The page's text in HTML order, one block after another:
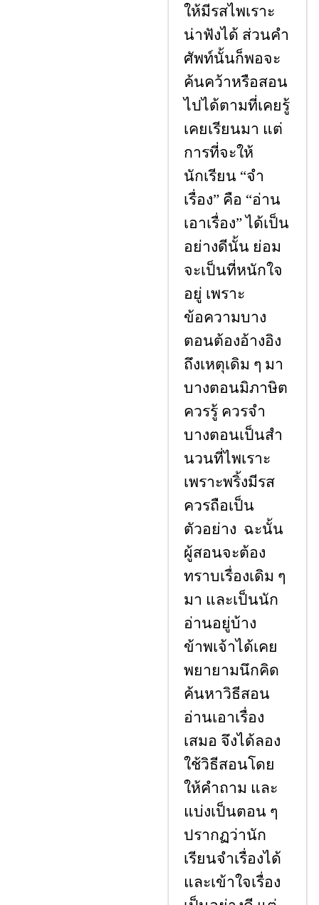
ให้มีรสไพเราะ
น่าฟังได้ ส่วนคํา
ศัพท์นั้นก็พอจะ
ค้นคว้าหรือสอน
ไปได้ตามที่เคยรู้
เคยเรียนมา แต่
การที่จะให้
นักเรียน “จํา
เรื่อง” คือ “อ่าน
เอาเรื่อง” ได้เป็น
อย่างดีนั้น ย่อม
จะเป็นที่หนักใจ
อยู่ เพราะ
ข้อความบาง
ตอนต้องอ้างอิง
ถึงเหตุเดิม ๆ มา
บางตอนมิภาษิต
ควรรู้ ควรจํา
บางตอนเป็นสํา
นวนที่ไพเราะ
เพราะพริ้งมีรส
ควรถือเป็น
ตัวอย่าง ฉะนั้น
ผู้สอนจะต้อง
ทราบเรื่องเดิม ๆ
มา และเป็นนัก
อ่านอยู่บ้าง
ข้าพเจ้าได้เคย
พยายามนึกคิด
ค้นหาวิธีสอน
อ่านเอาเรื่อง
เสมอ จึงได้ลอง
ใช้วิธีสอนโดย
ให้คําถาม และ
แบ่งเป็นตอน ๆ
ปรากฏว่านัก
เรียนจําเรื่องได้
และเข้าใจเรื่อง